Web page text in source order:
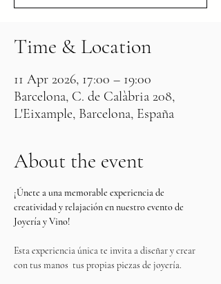
Time & Location
11 Apr 2026, 17:00 – 19:00
Barcelona, C. de Calàbria 208,
L'Eixample, Barcelona, España
About the event
¡Únete a una memorable experiencia de
creatividad y relajación en nuestro evento de
Joyería y Vino!
Esta experiencia única te invita a diseñar y crear
con tus manos  tus propias piezas de joyería.